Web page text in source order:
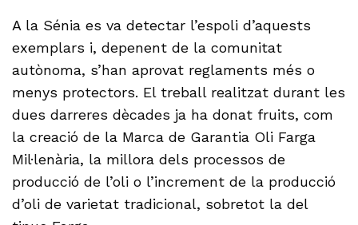
A la Sénia es va detectar l’espoli d’aquests
exemplars i, depenent de la comunitat
autònoma, s’han aprovat reglaments més o
menys protectors. El treball realitzat durant les
dues darreres dècades ja ha donat fruits, com
la creació de la Marca de Garantia Oli Farga
Mil·lenària, la millora dels processos de
producció de l’oli o l’increment de la producció
d’oli de varietat tradicional, sobretot la del